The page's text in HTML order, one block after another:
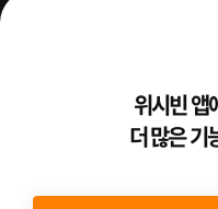
Venture Enterprise위시빈 앱
더 많은 기